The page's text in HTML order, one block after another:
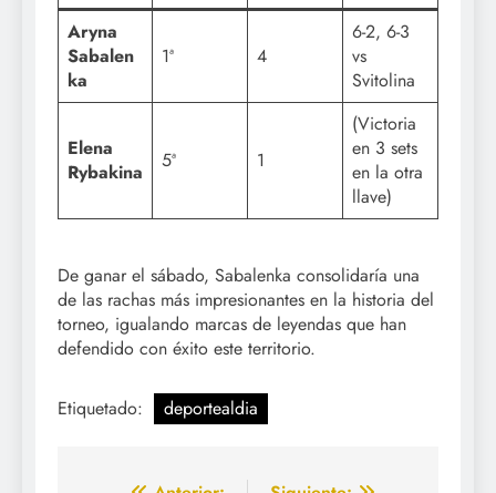
Aryna
Sabalen
ka
1ª 4
6-2, 6-3
vs
Svitolina
Elena
Rybakina
5ª 1
(Victoria
en 3 sets
en la otra
llave)
De ganar el sábado, Sabalenka consolidaría una
de las rachas más impresionantes en la historia del
torneo, igualando marcas de leyendas que han
defendido con éxito este territorio.
Etiquetado: deportealdia